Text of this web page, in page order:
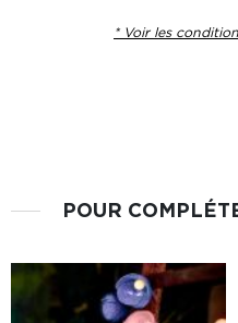
* Voir les
POUR